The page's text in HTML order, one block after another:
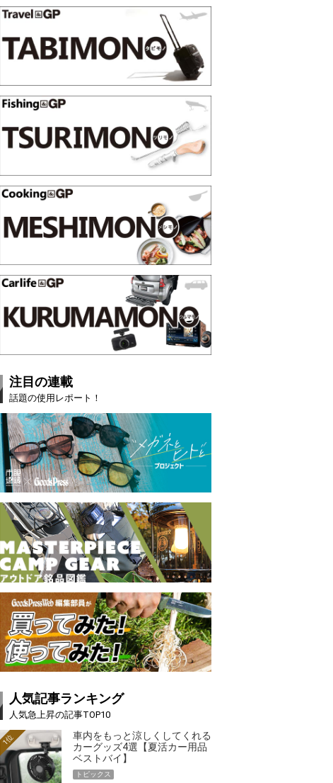
注目の連載
話題の使用レポート！
人気記事ランキング
人気急上昇の記事TOP10
車内をもっと涼しくしてくれる
カーグッズ4選【夏活カー用品
ベストバイ】
1位
トピックス